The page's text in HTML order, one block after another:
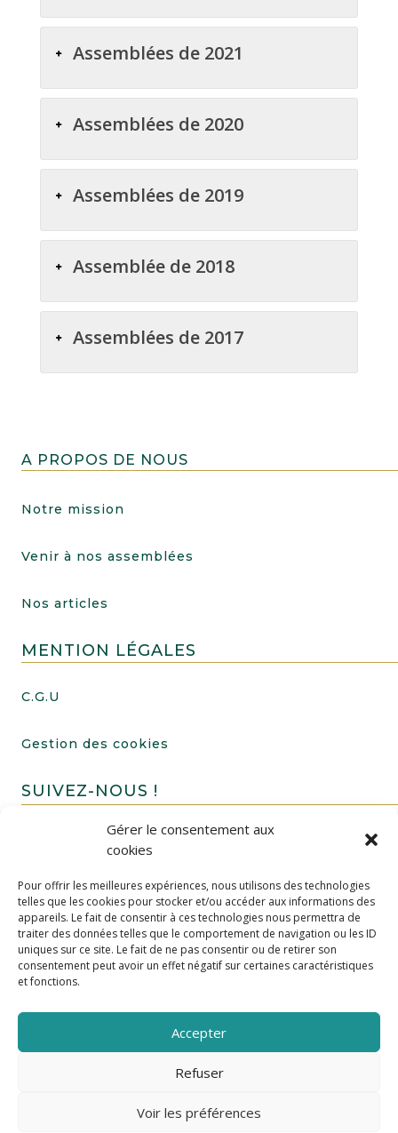
Gérer le consentement aux
cookies
Pour offrir les meilleures expériences, nous utilisons des technologies
telles que les cookies pour stocker et/ou accéder aux informations des
appareils. Le fait de consentir à ces technologies nous permettra de
traiter des données telles que le comportement de navigation ou les ID
uniques sur ce site. Le fait de ne pas consentir ou de retirer son
consentement peut avoir un effet négatif sur certaines caractéristiques
et fonctions.
Accepter
Refuser
Voir les préférences
Assemblées de 2021
Assemblées de 2020
Assemblées de 2019
Assemblée de 2018
Assemblées de 2017
A PROPOS DE NOUS
Notre mission
Venir à nos assemblées
Nos articles
MENTION LÉGALES
C.G.U
Gestion des cookies
SUIVEZ-NOUS !
FAIRE UN DON